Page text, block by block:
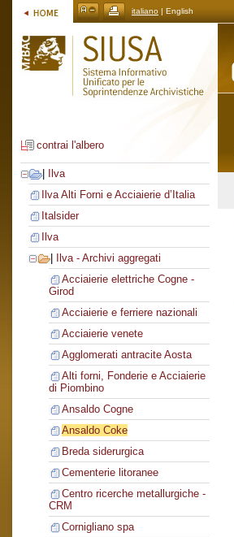
italiano | English
contrai l'albero
Ilva
Ilva Alti Forni e Acciaierie d’Italia
Italsider
Ilva
Ilva - Archivi aggregati
Acciaierie elettriche Cogne -
Girod
Acciaierie e ferriere nazionali
Acciaierie venete
Agglomerati antracite Aosta
Alti forni, Fonderie e Acciaierie
di Piombino
Ansaldo Cogne
Ansaldo Coke
Breda siderurgica
Cementerie litoranee
Centro ricerche metallurgiche -
CRM
Cornigliano spa